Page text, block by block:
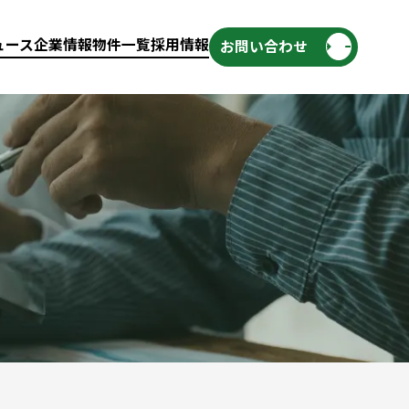
ース企業情報物件一覧採用情報 お問い合わせ